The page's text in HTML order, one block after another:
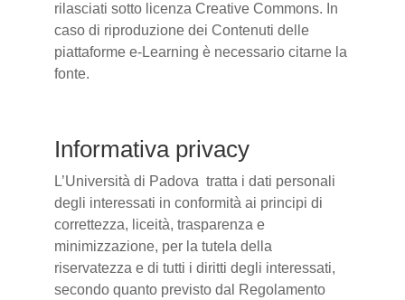
rilasciati sotto licenza Creative Commons. In
caso di riproduzione dei Contenuti delle
piattaforme e-Learning è necessario citarne la
fonte.
Informativa privacy
L’Università di Padova tratta i dati personali
degli interessati in conformità ai principi di
correttezza, liceità, trasparenza e
minimizzazione, per la tutela della
riservatezza e di tutti i diritti degli interessati,
secondo quanto previsto dal Regolamento